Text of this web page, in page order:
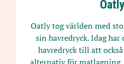
Oatly
Oatly tog världen med
sin havredryck. Idag har
havredryck till att